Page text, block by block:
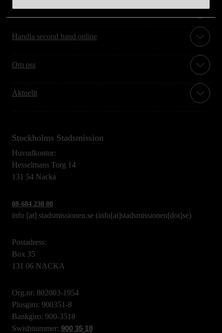
Hitta till oss
Handla second hand online
Om oss
Aktuellt
Stockholms Stadsmission
Huvudkontor:
Hesselmans Torg 14
131 54 Nacka
08-684 230 00
info [at] stadsmissionen.se (info[at]stadsmissionen[dot]se)
Postadress:
Box 35
131 06 NACKA
Org.nr: 802003-1954
Plusgiro: 900351-8
Bankgiro: 900-3518
Swishnummer: 900 35 18